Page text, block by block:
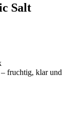
Salt
– fruchtig, klar und